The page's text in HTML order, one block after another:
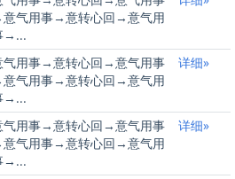
气用事→意转心回→意气用
→...
用事→意转心回→意气用事
气用事→意转心回→意气用
→...
详细»
用事→意转心回→意气用事
气用事→意转心回→意气用
→...
详细»